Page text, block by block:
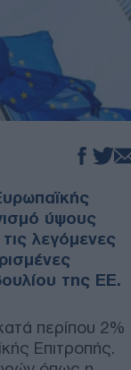
ύψους
λεγόμενες
της ΕΕ.
περίπου 2%
Επιτροπής.